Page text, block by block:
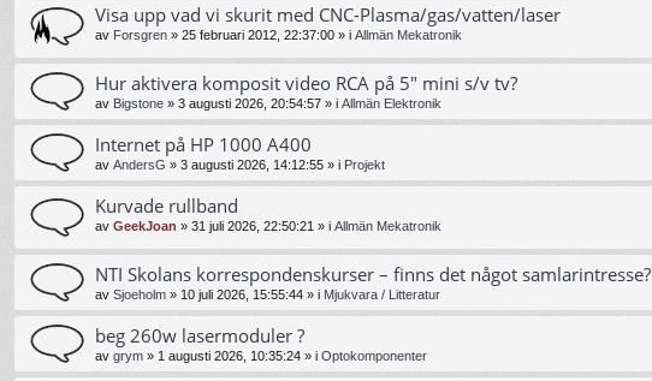
Visa upp vad vi skurit med CNC-Plasma/gas/vatten/laser
av Forsgren » 25 februari 2012, 22:37:00 » i Allmän Mekatronik
Hur aktivera komposit video RCA på 5" mini s/v tv?
av Bigstone » 3 augusti 2026, 20:54:57 » i Allmän Elektronik
Internet på HP 1000 A400
av AndersG » 3 augusti 2026, 14:12:55 » i Projekt
Kurvade rullband
av GeekJoan » 31 juli 2026, 22:50:21 » i Allmän Mekatronik
NTI Skolans korrespondenskurser – finns det något samlarintresse?
av Sjoeholm » 10 juli 2026, 15:55:44 » i Mjukvara / Litteratur
beg 260w lasermoduler ?
av grym » 1 augusti 2026, 10:35:24 » i Optokomponenter